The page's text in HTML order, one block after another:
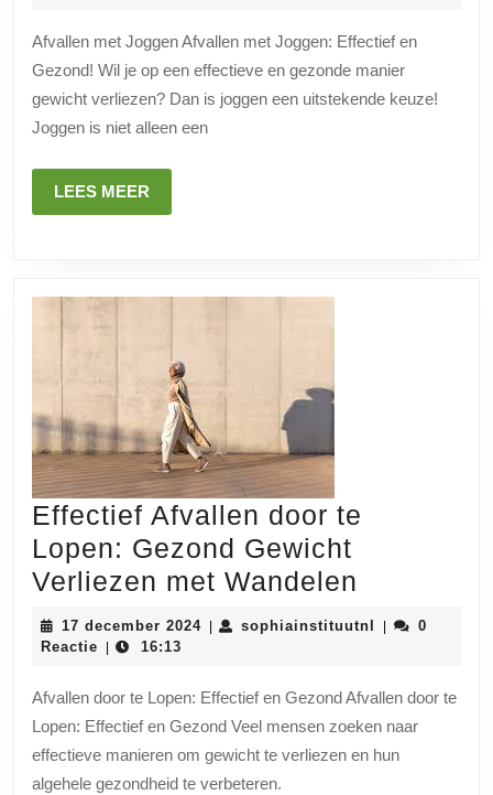
Bereik
Je
Afvallen met Joggen Afvallen met Joggen: Effectief en
Gezond! Wil je op een effectieve en gezonde manier
gewicht verliezen? Dan is joggen een uitstekende keuze!
Joggen is niet alleen een
LEES MEER
MEER
Effectief Afvallen door te
Lopen: Gezond Gewicht
Verliezen met Wandelen
Afvallen
Lopen:
Gezond
17 december 202417| sophiainstituutnl |
0
Reactie
| 16:13
Afvallen door te Lopen: Effectief en Gezond Afvallen door te
Lopen: Effectief en Gezond Veel mensen zoeken naar
effectieve manieren om gewicht te verliezen en hun
algehele gezondheid te verbeteren.